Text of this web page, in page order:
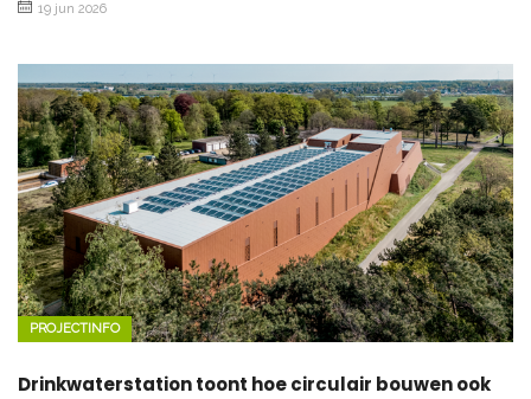
19 jun 2026
PROJECTINFO
Drinkwaterstation toont hoe circulair bouwen ook